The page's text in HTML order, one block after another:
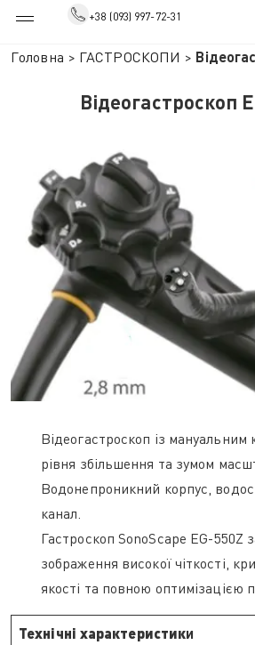
+38 (093) 997-72-31
Головна > ГАСТРОСКОПИ >
Відеогастроскоп
Відеогастроскоп із мануальним
рівня збільшення та зумом
Водонепроникний корпус,
канал.
Гастроскоп SonoScape EG-550Z
зображення високої чіткості,
якості та повною оптимізацією
Технічні характеристики